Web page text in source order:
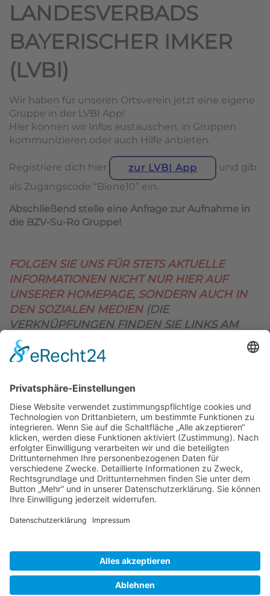
LANDESVERBADS
BAYERISCHER IMKER
(LVBI)
Wir haben für unseren Ortsverein jetzt eine eigene
Gruppe in der LVBI App!
Hier können wir Infos austauschen, in Gruppen
kommunizieren oder auch Hilfe anbieten.
Registriere dich hier zur LVBI App
und gib
als Zugangscode “Biene10” ein.
Abschließend stelle eine Anfrage zur Aufnahme in
die BZV-Su-Ro Gruppe!
FOLGEN SIE UNS FÜR STETS AKTUELLE
INFORMATIONEN NICHT NUR HIER AUF
UNSERER HOMEPAGE, SONDERN AUCH IN
DEN SOZIALEN MEDIEN (DIE
VERKNÜPFUNGEN FINDEN SIE LINKS AM
OBEREN SEITENRAND)
BIENENZUCHTVEREIN SULZBACH-ROSENBERG
1871 E.V.
1. Vorsitzender
Matthias Bohmann
Siebeneichen 13
92237 Sulzbach-Rosenberg
E-Mail: vorstand@bienenzuchtverein-sulzbach-
Copyright © Bienenzuchtverein